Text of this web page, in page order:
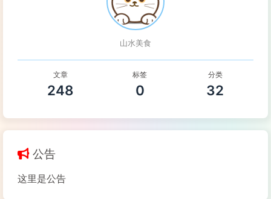
山水美食
文章
248
标签
0
分类
32
公告
这里是公告